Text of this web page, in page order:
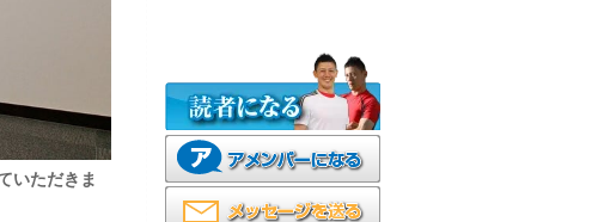
いただきま